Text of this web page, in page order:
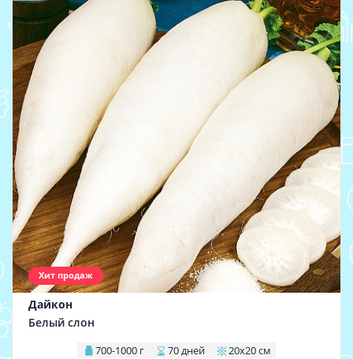
Хит продаж
Дайкон
Белый слон
700-1000 г 70 дней 20х20 см